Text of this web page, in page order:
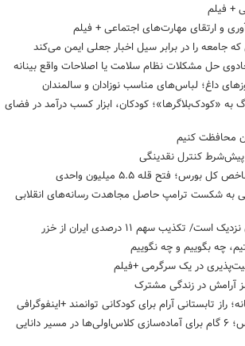
+ فیلم
و ارتقای مهارت‌های اجتماعی + فیلم
جامعه را در برابر سیل اخبار جعلی ایمن می‌کند
حل مشکلات نظام سلامت یا اصلاحات واقع بینانه
داغ؛ لباس‌های مناسب نوزادان و سالمندان
به «کودک‌بلاگرها»؛ کودکان، ابزار کسب درآمد در فضای
محافظت کنیم
پیش‌شرط کنترل نقدینگی
به شکست ترامپ حاصل مجاهدت رسانه‌های انقلابی
تکذیب سهم ۱۱ درصدی ایران از خزر
چه بگوییم و چه نگوییم
در یک سرگرمی +فیلم
آرامش در زندگی مشترک
راز تابستانی آرام برای کودکانی توانمند +اینفوگرافی
از تابستان تا کلاس درس؛ ۶ گام برای آماده‌سازی کلاس‌اولی‌ها در مسیر دانایی